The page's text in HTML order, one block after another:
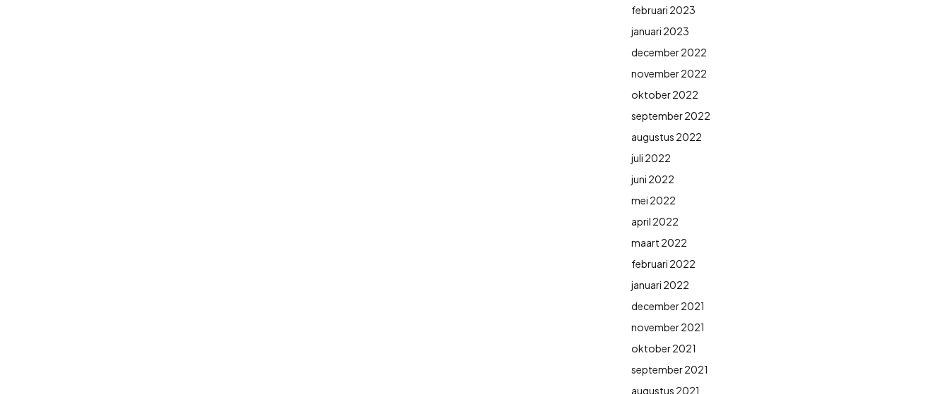
februari 2023
januari 2023
december 2022
november 2022
oktober 2022
september 2022
augustus 2022
juli 2022
juni 2022
mei 2022
april 2022
maart 2022
februari 2022
januari 2022
december 2021
november 2021
oktober 2021
september 2021
augustus 2021